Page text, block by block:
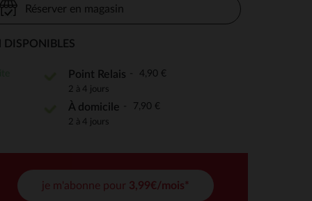
de confidentialité, en garantissant la conformité avec
Réserver en magasin
Point Relais 4,90 €
2 à 4 jours
À domicile 7,90 €
2 à 4 jours
je m'abonne pour 3,99€/mois*